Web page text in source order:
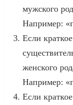
мужского
Например:
Если
женского
Например:
Если